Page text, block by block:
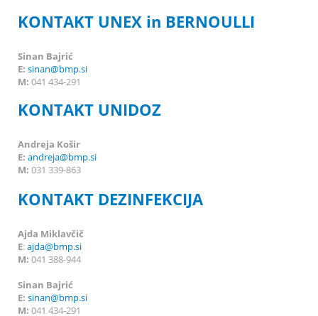
KONTAKT UNEX in BERNOULLI
Sinan Bajrić
E: sinan@bmp.si
M: 041 434-291
KONTAKT UNIDOZ
Andreja Košir
E: andreja@bmp.si
M: 031 339-863
KONTAKT DEZINFEKCIJA
Ajda Miklavčič
E:ajda@bmp.si
M: 041 388-944
Sinan Bajrić
E: sinan@bmp.si
M: 041 434-291